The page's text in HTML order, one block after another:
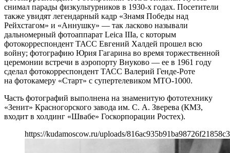
снимал парады физкультурников в 1930-х годах. Посетители
также увидят легендарный кадр «Знамя Победы над
Рейхстагом» и «Аннушку» — так ласково называли
дальномерный фотоаппарат Leica IIIа, с которым
фотокорреспондент ТАСС Евгений Халдей прошел всю
войну; фотографию Юрия Гагарина во время торжественной
церемонии встречи в аэропорту Внуково — ее в 1961 году
сделал фотокорреспондент ТАСС Валерий Генде-Роте
на фотокамеру «Старт» с супертелевиком МТО-1000.
Часть фотографий выполнена на знаменитую фототехнику
«Зенит» Красногорского завода им. С. А. Зверева (КМЗ,
входит в холдинг «Швабе» Госкорпорации Ростех).
https://kudamoscow.ru/uploads/